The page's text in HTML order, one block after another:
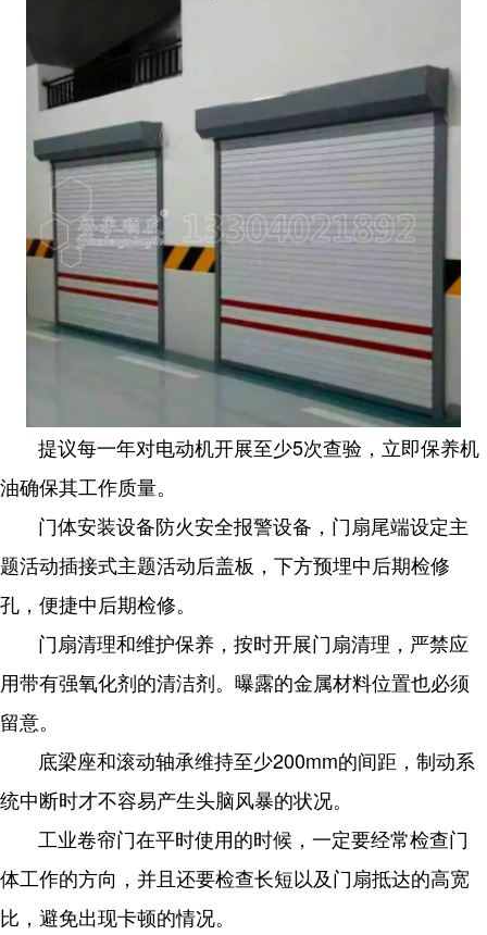
提议每一年对电动机开展至少5次查验，立即保养机
油确保其工作质量。
门体安装设备防火安全报警设备，门扇尾端设定主
题活动插接式主题活动后盖板，下方预埋中后期检修
孔，便捷中后期检修。
门扇清理和维护保养，按时开展门扇清理，严禁应
用带有强氧化剂的清洁剂。曝露的金属材料位置也必须
留意。
底梁座和滚动轴承维持至少200mm的间距，制动系
统中断时才不容易产生头脑风暴的状况。
工业卷帘门在平时使用的时候，一定要经常检查门
体工作的方向，并且还要检查长短以及门扇抵达的高宽
比，避免出现卡顿的情况。